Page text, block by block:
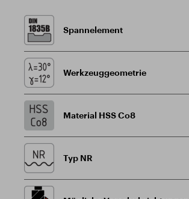
Spannelement
Werkzeuggeometrie
Material HSS Co8
Typ NR